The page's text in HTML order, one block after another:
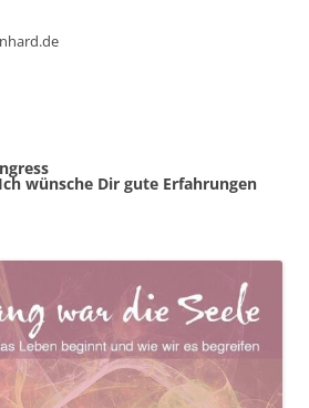
wünsche Dir gute Erfahrungen